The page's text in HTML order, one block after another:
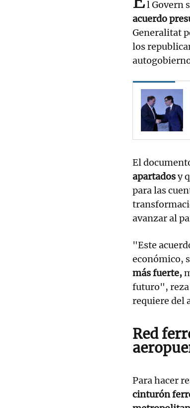
l Govern
acuerdo
Generalitat
los
El
apartadosy
para las
avanzar al
"Este
económico,
más fuerte,
futuro", reza
requiere del
Red
Para hacer
cinturón